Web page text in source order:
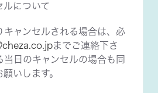
ルについて
キャンセルされる場合は、必
までご連絡下さ
当日のキャンセルの場合も同
いします。